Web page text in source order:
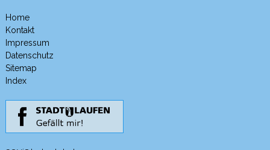
Home
Kontakt
Impressum
Datenschutz
Sitemap
Index